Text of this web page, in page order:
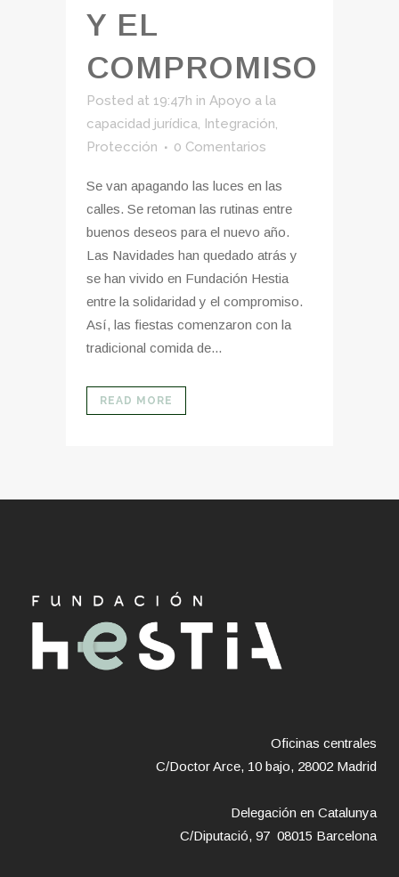
Y EL
COMPROMISO
Posted at 19:47h in Apoyo a la
capacidad jurídica, Integración,
Protección
0 Comentarios
Se van apagando las luces en las
calles. Se retoman las rutinas entre
buenos deseos para el nuevo año.
Las Navidades han quedado atrás y
se han vivido en Fundación Hestia
entre la solidaridad y el compromiso.
Así, las fiestas comenzaron con la
tradicional comida de...
READ MORE
Oficinas centrales
C/Doctor Arce, 10 bajo, 28002 Madrid
Delegación en Catalunya
C/Diputació, 97 08015 Barcelona